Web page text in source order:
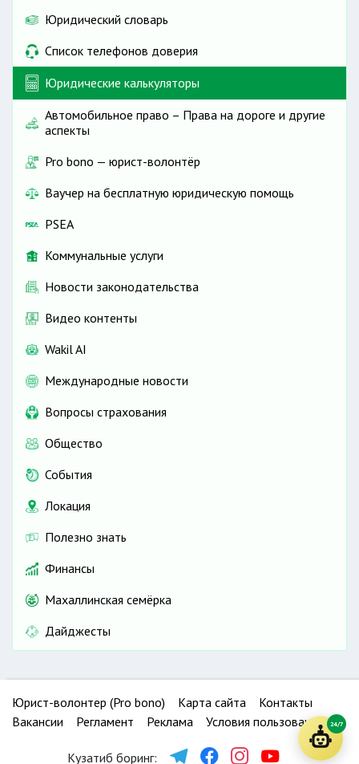
Юридический словарь
Список телефонов доверия
Юридические калькуляторы
Автомобильное право – Права на дороге и другие
аспекты
Pro bono — юрист-волонтёр
Ваучер на бесплатную юридическую помощь
PSEA
Коммунальные услуги
Новости законодательства
Видео контенты
Wakil AI
Международные новости
Вопросы страхования
Общество
События
Локация
Полезно знать
Финансы
Махаллинская семёрка
Дайджесты
Юрист-волонтер (Pro bono) Карта сайта
Контакты
Вакансии
Регламент Реклама Условия пользования
Кузатиб боринг:
24/7